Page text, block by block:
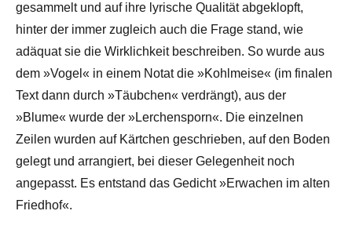
gesammelt und auf ihre lyrische Qualität abgeklopft,
hinter der immer zugleich auch die Frage stand, wie
adäquat sie die Wirklichkeit beschreiben. So wurde aus
dem »Vogel« in einem Notat die »Kohlmeise« (im finalen
Text dann durch »Täubchen« verdrängt), aus der
»Blume« wurde der »Lerchensporn«. Die einzelnen
Zeilen wurden auf Kärtchen geschrieben, auf den Boden
gelegt und arrangiert, bei dieser Gelegenheit noch
angepasst. Es entstand das Gedicht »Erwachen im alten
Friedhof«.